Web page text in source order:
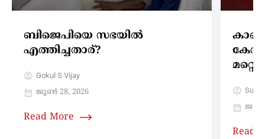
ബിജെപിയെ സഭയിൽ
എത്തിച്ചതാര്?
Gokul S Vijay
ജൂൺ 28, 2026
Read More
Sujith
Read